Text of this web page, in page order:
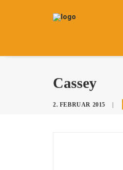
Cassey
2. FEBRUAR 2015